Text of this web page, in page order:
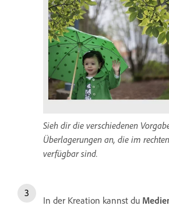
Sieh dir die verschiedenen
Überlagerungen an, die im
verfügbar sind.
In der Kreation kannst du